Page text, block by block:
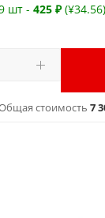
шт - 425 ₽ (¥34.56)
стоимость 7